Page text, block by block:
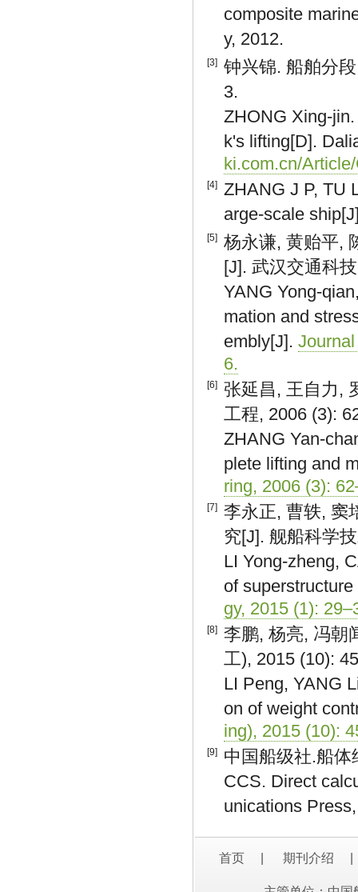
composite
y, 2012.
[3]
钟兴锦. 船舶分
3.
ZHONG Xing-
k's lifting[D].
ki.com.cn/
[4]
ZHANG J P, TU
arge-scale
[5]
杨永谦, 黄贻平,
[J]. 武汉交通科
YANG Yong-
mation and
embly[J].
6.
[6]
张延昌, 王自力,
工程, 2006 (3):
ZHANG Yan-
plete lifting and
ring, 2006 (3):
[7]
李永正, 曹轶, 窦
究[J]. 舰船科学
LI Yong-zheng,
of
gy, 2015 (1):
[8]
李鹏, 杨亮, 冯朝
工), 2015 (10):
LI Peng, YANG
on of weight
ing), 2015 (10):
[9]
中国船级社.船
CCS. Direct
unications